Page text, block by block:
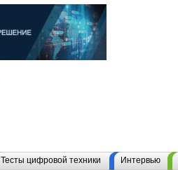
Тесты цифровой техники Интервью